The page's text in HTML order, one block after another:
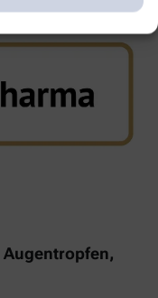
Augentropfen,